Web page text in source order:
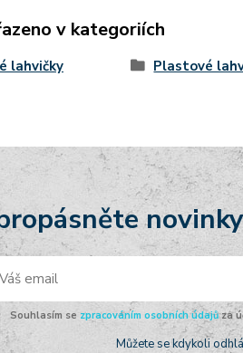
v kategoriích
lahvičky Plastové
Souhlasím se zpracováním osobních údajůza
Můžete se kdykoli